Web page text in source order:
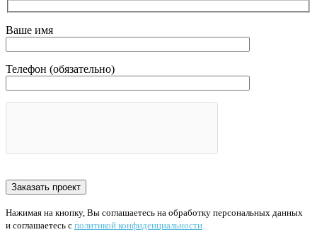
Ваше имя
Телефон (обязательно)
Нажимая на кнопку, Вы соглашаетесь на обработку персональных данных
и соглашаетесь с политикой конфиденциальности.